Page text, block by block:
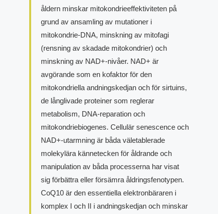
åldern minskar mitokondrieeffektiviteten på
grund av ansamling av mutationer i
mitokondrie-DNA, minskning av mitofagi
(rensning av skadade mitokondrier) och
minskning av NAD+-nivåer. NAD+ är
avgörande som en kofaktor för den
mitokondriella andningskedjan och för sirtuins,
de långlivade proteiner som reglerar
metabolism, DNA-reparation och
mitokondriebiogenes. Cellulär senescence och
NAD+-utarmning är båda väletablerade
molekylära kännetecken för åldrande och
manipulation av båda processerna har visat
sig förbättra eller försämra åldringsfenotypen.
CoQ10 är den essentiella elektronbäraren i
komplex I och II i andningskedjan och minskar